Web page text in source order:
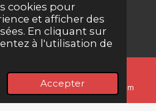
cookies pour
et afficher des
En cliquant sur
à l'utilisation de
Accepter
Lab
Carte Instagram